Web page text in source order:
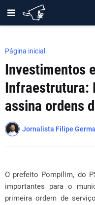
Página inicial
Investimentos
Infraestrutura:
assina ordens
Jornalista Filipe
O prefeito Pompilim, do
importantes para o
primeira ordem de